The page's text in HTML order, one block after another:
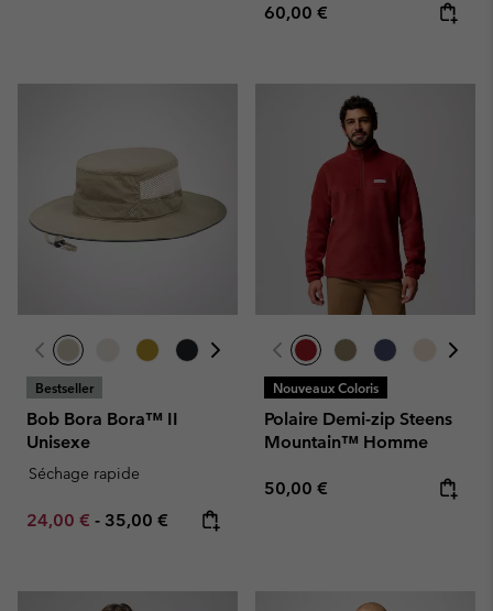
Regular price:
60,00 €
Bestseller
Bob Bora Bora™ II
Unisexe
Séchage rapide
Minimum sale price:
24,00 € - Maximum price:
35,00 €
Nouveaux Coloris
Polaire Demi-zip Steens
Mountain™ Homme
Regular price:
50,00 €